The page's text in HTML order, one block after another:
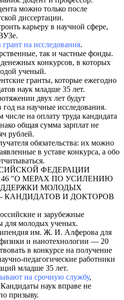
можно только после
диссертации.
карьеру в научной сфере,
на исследования.
так и частные фонды.
конкурсов, в которых
ученый.
гранты, которые ежегодно
наук младше 35 лет.
двух лет будут
на научные исследования.
на оплату труда кандидата
общая сумма зарплат не
рублей.
обязательства: их можно
в уставе конкурса, а обо
ФЕДЕРАЦИИ
146 "О МЕРАХ ПО УСИЛЕНИЮ
МОЛОДЫХ
КАНДИДАТОВ И ДОКТОРОВ
и зарубежные
для молодых ученых.
им. Ж. И. Алферова для
и нанотехнологии — 20
в конкурсе на получение
педагогические работники
младше 35 лет.
на срочную службу,
наук вправе не
призыву.